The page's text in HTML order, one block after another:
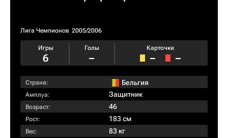
Лига Чемпионов 2005/2006
Игры
6
Голы
–
Карточки
– –
Страна: Бельгия
Амплуа: Защитник
Возраст: 46
Рост: 183 см
Вес: 83 кг